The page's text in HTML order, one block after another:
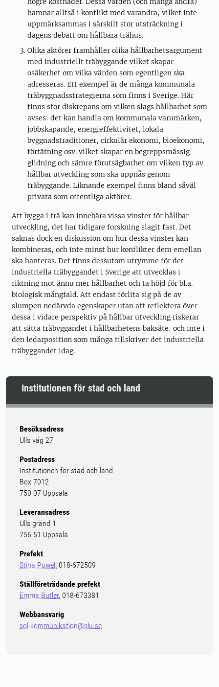
hamnar alltså i konflikt med varandra, vilket inte
uppmärksammas i särskilt stor utsträckning i
dagens debatt om hållbara trähus.
Olika aktörer framhåller olika hållbarhetsargument
med industriellt träbyggande vilket skapar
osäkerhet om vilka värden som egentligen ska
adresseras. Ett exempel är de många kommunala
träbyggnadsstrategierna som finns i Sverige. Här
finns stor diskrepans om vilken slags hållbarhet som
avses: det kan handla om kommunala varumärken,
jobbskapande, energieffektivitet, lokala
byggnadstraditioner, cirkulär ekonomi, bioekonomi,
förtätning osv. vilket skapar en begreppsmässig
glidning och sämre förutsägbarhet om vilken typ av
hållbar utveckling som ska uppnås genom
träbyggande. Liknande exempel finns bland såväl
privata som offentliga aktörer.
Att bygga i trä kan innebära vissa vinster för hållbar
utveckling, det har tidigare forskning slagit fast. Det
saknas dock en diskussion om hur dessa vinster kan
kombineras, och inte minst hur konflikter dem emellan
ska hanteras. Det finns dessutom utrymme för det
industriella träbyggandet i Sverige att utvecklas i
riktning mot ännu mer hållbarhet och ta höjd för bl.a.
biologisk mångfald. Att endast förlita sig på de av
slumpen nedärvda egenskaper utan att reflektera över
dessa i vidare perspektiv på hållbar utveckling riskerar
att sätta träbyggandet i hållbarhetens baksäte, och inte i
den ledarposition som många tillskriver det industriella
träbyggandet idag.
Institutionen för stad och land
Besöksadress
Ulls väg 27
Postadress
Institutionen för stad och land
Box 7012
750 07 Uppsala
Leveransadress
Ulls gränd 1
756 51 Uppsala
Prefekt
Stina Powell 018-672509
Ställföreträdande prefekt
Emma Butler, 018-673381
Webbansvarig
sol-kommunikation@slu.se